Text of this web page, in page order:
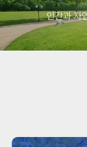
인간과 자